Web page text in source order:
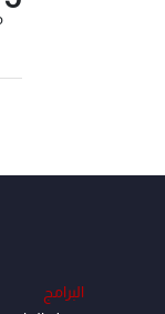
البرامج